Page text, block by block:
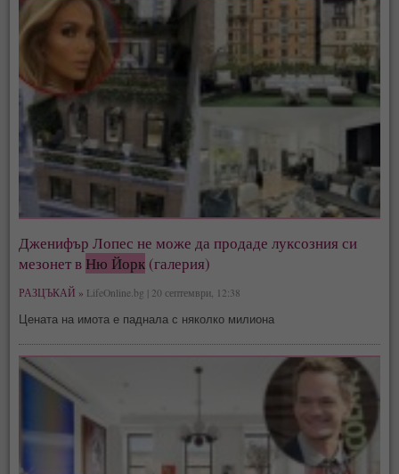
Дженифър Лопес не може да продаде луксозния си
мезонет в Ню Йорк (галерия)
РАЗЦЪКАЙ » LifeOnline.bg | 20 септември, 12:38
Цената на имота е паднала с няколко милиона